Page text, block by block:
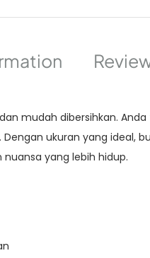
mudah dibersihkan.
ukuran yang ideal,
yang lebih hidup.